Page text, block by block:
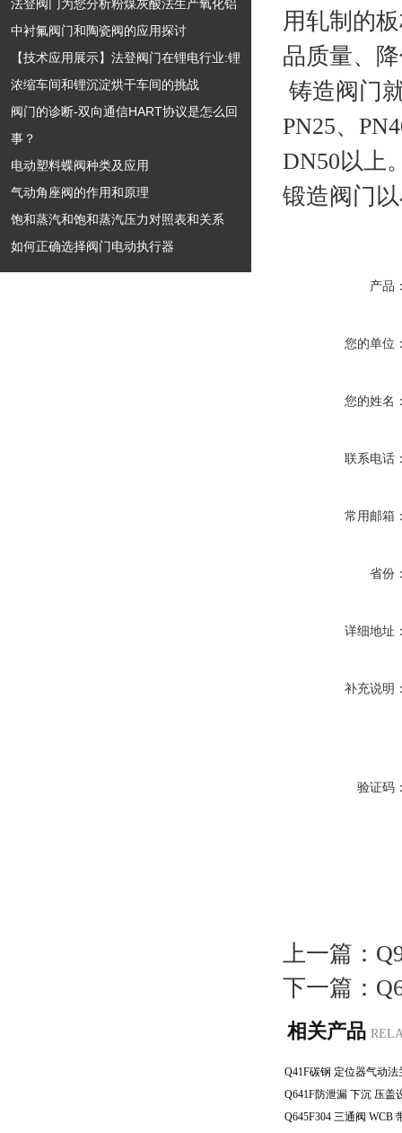
法登阀门为您分析粉煤灰酸法生产氧化铝
中衬氟阀门和陶瓷阀的应用探讨
【技术应用展示】法登阀门在锂电行业:锂
浓缩车间和锂沉淀烘干车间的挑战
阀门的诊断-双向通信HART协议是怎么回
事？
电动塑料蝶阀种类及应用
气动角座阀的作用和原理
饱和蒸汽和饱和蒸汽压力对照表和关系
如何正确选择阀门电动执行器
用轧制的
品质量、
铸造阀门
PN25、
DN50以上
锻造阀门
产品
您的单位
您的姓名
联系电话
常用邮箱
省份
详细地址
补充说明
验证码
上一篇：
下一篇：
相关产品